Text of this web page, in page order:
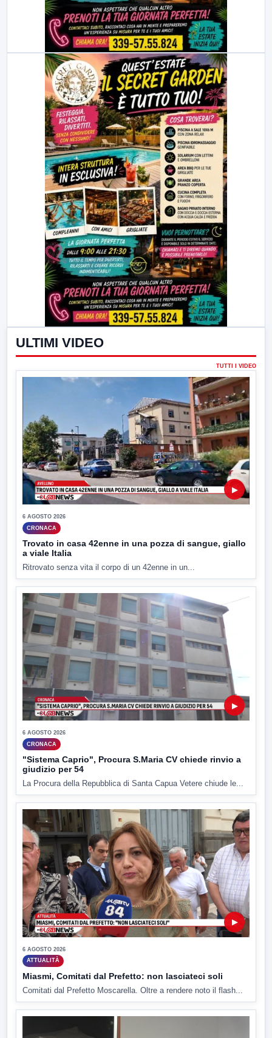
ULTIMI VIDEO
TUTTI I VIDEO
▶
6 AGOSTO 2026
CRONACA
Trovato in casa 42enne in una pozza di sangue, giallo
a viale Italia
Ritrovato senza vita il corpo di un 42enne in un...
▶
6 AGOSTO 2026
CRONACA
"Sistema Caprio", Procura S.Maria CV chiede rinvio a
giudizio per 54
La Procura della Repubblica di Santa Capua Vetere chiude le...
▶
6 AGOSTO 2026
ATTUALITÀ
Miasmi, Comitati dal Prefetto: non lasciateci soli
Comitati dal Prefetto Moscarella. Oltre a rendere noto il flash...